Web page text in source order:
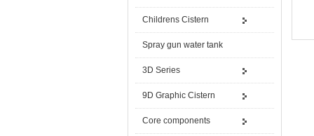
Childrens Cistern
Spray gun water tank
3D Series
9D Graphic Cistern
Core components